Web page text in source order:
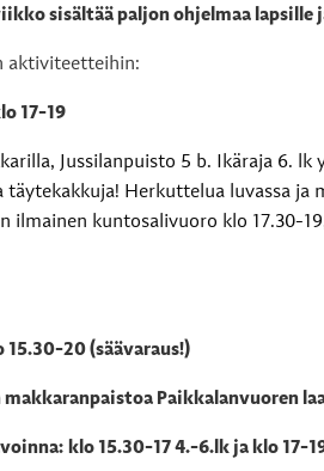
sisältää paljon ohjelmaa lapsille
aktiviteetteihin:
17-19
Jussilanpuisto 5 b. Ikäraja 6. lk
täytekakkuja! Herkuttelua luvassa ja
ilmainen kuntosalivuoro klo 17.30-
20 (säävaraus!)
Paikkalanvuoren
klo 15.30-17 4.-6.lk ja klo 17-